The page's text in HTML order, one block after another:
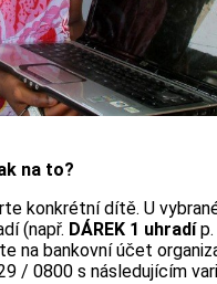
na to?
konkrétní dítě. U
(např. DÁREK 1 uhradíp.
na bankovní účet
/ 0800 s následujícím